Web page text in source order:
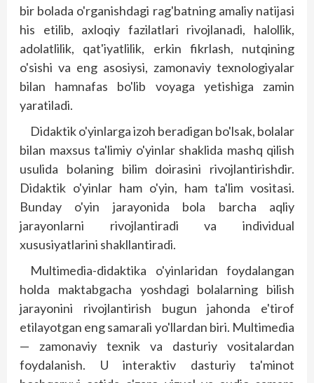
bir bolada o'rganishdagi rag'batning amaliy natijasi
his etilib, axloqiy fazilatlari rivojlanadi, halollik,
adolatlilik, qat'iyatlilik, erkin fikrlash, nutqining
o'sishi va eng asosiysi, zamonaviy texnologiyalar
bilan hamnafas bo'lib voyaga yetishiga zamin
yaratiladi.
Didaktik o'yinlarga izoh beradigan bo'lsak, bolalar
bilan maxsus ta'limiy o'yinlar shaklida mashq qilish
usulida bolaning bilim doirasini rivojlantirishdir.
Didaktik o'yinlar ham o'yin, ham ta'lim vositasi.
Bunday o'yin jarayonida bola barcha aqliy
jarayonlarni rivojlantiradi va individual
xususiyatlarini shakllantiradi.
Multimedia-didaktika o'yinlaridan foydalangan
holda maktabgacha yoshdagi bolalarning bilish
jarayonini rivojlantirish bugun jahonda e'tirof
etilayotgan eng samarali yo'llardan biri. Multimedia
— zamonaviy texnik va dasturiy vositalardan
foydalanish. U interaktiv dasturiy ta'minot